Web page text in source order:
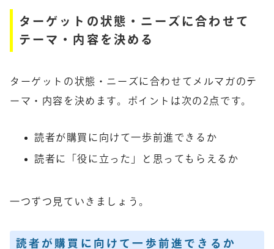
ターゲットの状態・ニーズに合わせて
テーマ・内容を決める
ターゲットの状態・ニーズに合わせてメルマガのテ
ーマ・内容を決めます。ポイントは次の2点です。
読者が購買に向けて一歩前進できるか
読者に「役に立った」と思ってもらえるか
一つずつ見ていきましょう。
読者が購買に向けて一歩前進できるか